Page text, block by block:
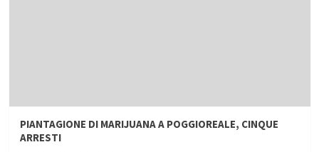
PIANTAGIONE DI MARIJUANA A POGGIOREALE, CINQUE
ARRESTI